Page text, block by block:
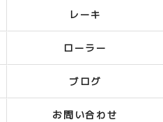
レーキ
ローラー
ブログ
お問い合わせ